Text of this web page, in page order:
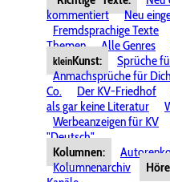
kommentiert
Neu
Fremdsprachige Texte
Themen
Alle Genres
kleinKunst:
Sprüche
Anmachsprüche für
Co.
Der KV-Friedhof
als gar keine Literatur
Werbeanzeigen für KV
"Deutsch"
Kolumnen:
Kolumnenarchiv